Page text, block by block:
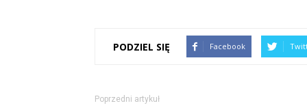
PODZIEL SIĘ Facebook
Poprzedni artykuł